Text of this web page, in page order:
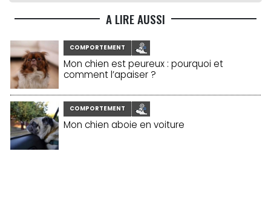
A LIRE AUSSI
COMPORTEMENT
Mon chien est peureux : pourquoi et
comment l’apaiser ?
COMPORTEMENT
Mon chien aboie en voiture